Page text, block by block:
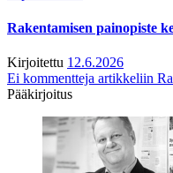
Rakentamisen painopiste
Kirjoitettu 12.6.2026
Ei kommentteja artikkeliin
Pääkirjoitus